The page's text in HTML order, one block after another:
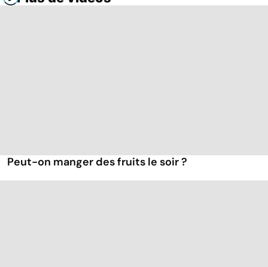
Peut-on manger des fruits le soir ?